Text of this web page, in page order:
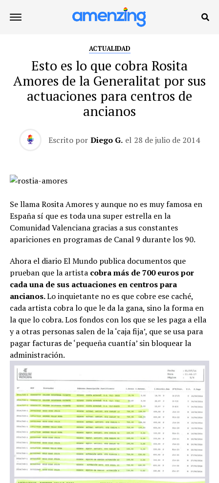
ACTUALIDAD
Esto es lo que cobra Rosita
Amores de la Generalitat por sus
actuaciones para centros de
ancianos
Escrito por Diego G. el 28 de julio de 2014
Se llama Rosita Amores y aunque no es muy famosa en
España sí que es toda una super estrella en la
Comunidad Valenciana gracias a sus constantes
apariciones en programas de Canal 9 durante los 90.
Ahora el diario El Mundo publica documentos que
prueban que la artista cobra más de 700 euros por
cada una de sus actuaciones en centros para
ancianos.Lo inquietante no es que cobre ese caché,
cada artista cobra lo que le da la gana, sino la forma en
la que lo cobra. Los fondos con los que se les paga a ella
y a otras personas salen de la ‘caja fija’, que se usa para
pagar facturas de ‘pequeña cuantía’ sin bloquear la
administración.